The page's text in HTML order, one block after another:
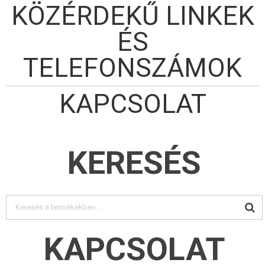
KÖZÉRDEKŰ LINKEK
ÉS
TELEFONSZÁMOK
KAPCSOLAT
KERESÉS
KAPCSOLAT